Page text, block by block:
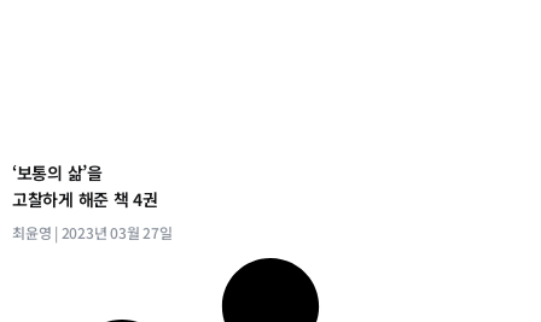
‘보통의 삶’을
고찰하게 해준 책 4권
최윤영 2023년 03월 27일